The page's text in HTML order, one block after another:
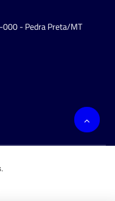
000 - Pedra Preta/MT